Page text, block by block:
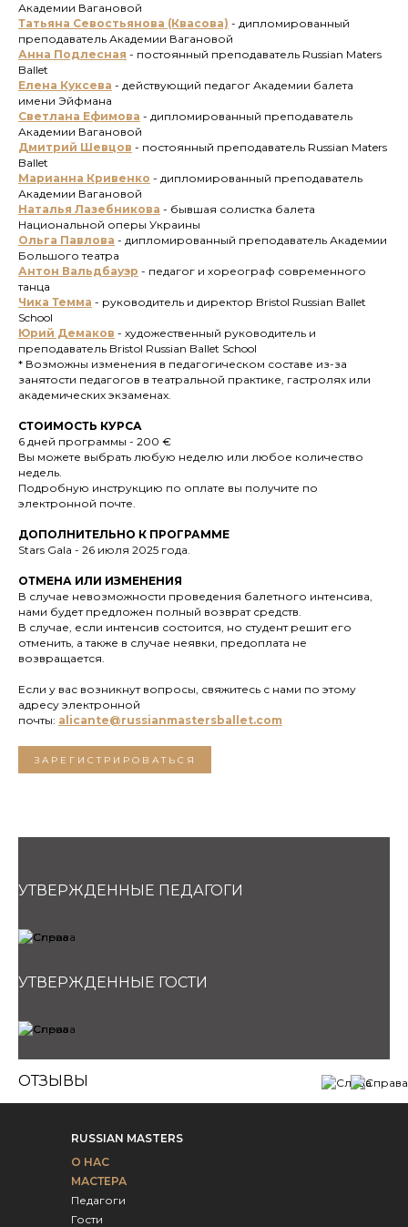
Академии Вагановой
Татьяна Севостьянова (Квасова) - дипломированный
преподаватель Академии Вагановой
Анна Подлесная - постоянный преподаватель Russian Maters
Ballet
Елена Куксева - действующий педагог Академии балета
имени Эйфмана
Светлана Ефимова - дипломированный преподаватель
Академии Вагановой
Дмитрий Шевцов - постоянный преподаватель Russian Maters
Ballet
Марианна Кривенко - дипломированный преподаватель
Академии Вагановой
Наталья Лазебникова - бывшая солистка балета
Национальной оперы Украины
Ольга Павлова - дипломированный преподаватель Академии
Большого театра
Антон Вальдбауэр - педагог и хореограф современного
танца
Чика Темма - руководитель и директор Bristol Russian Ballet
School
Юрий Демаков - художественный руководитель и
преподаватель Bristol Russian Ballet School
* Возможны изменения в педагогическом составе из-за
занятости педагогов в театральной практике, гастролях или
академических экзаменах.
СТОИМОСТЬ КУРСА
6 дней программы - 200 €
Вы можете выбрать любую неделю или любое количество
недель.
Подробную инструкцию по оплате вы получите по
электронной почте.
ДОПОЛНИТЕЛЬНО К ПРОГРАММЕ
Stars Gala - 26 июля 2025 года.
ОТМЕНА ИЛИ ИЗМЕНЕНИЯ
В случае невозможности проведения балетного интенсива,
нами будет предложен полный возврат средств.
В случае, если интенсив состоится, но студент решит его
отменить, а также в случае неявки, предоплата не
возвращается.
Если у вас возникнут вопросы, свяжитесь с нами по этому
адресу электронной
почты: alicante@russianmastersballet.com
ЗАРЕГИСТРИРОВАТЬСЯ
УТВЕРЖДЕННЫЕ ПЕДАГОГИ
УТВЕРЖДЕННЫЕ ГОСТИ
ОТЗЫВЫ
RUSSIAN MASTERS
О НАС
МАСТЕРА
Педагоги
Гости